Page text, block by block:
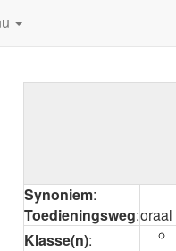
Synoniem:
Toedieningsweg:oraal
Klasse(n):